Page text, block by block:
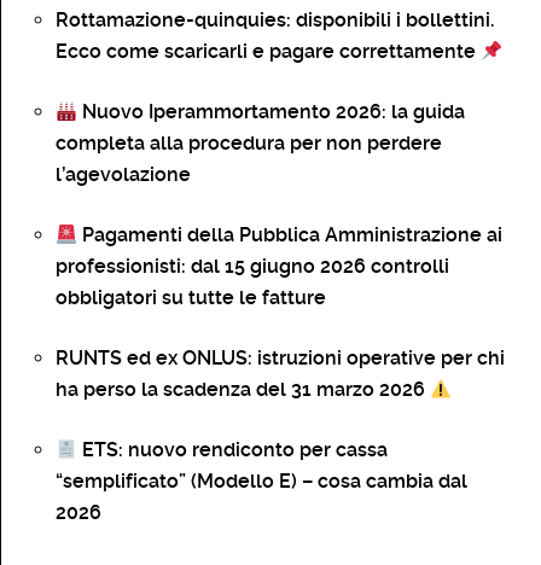
Rottamazione-quinquies: disponibili i bollettini.
Ecco come scaricarli e pagare correttamente
Nuovo Iperammortamento 2026: la guida
completa alla procedura per non perdere
l’agevolazione
Pagamenti della Pubblica Amministrazione ai
professionisti: dal 15 giugno 2026 controlli
obbligatori su tutte le fatture
RUNTS ed ex ONLUS: istruzioni operative per chi
ha perso la scadenza del 31 marzo 2026
ETS: nuovo rendiconto per cassa
“semplificato” (Modello E) – cosa cambia dal
2026